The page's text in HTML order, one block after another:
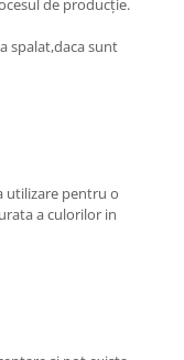
de producție.
spalat,daca sunt
utilizare pentru o
a culorilor in